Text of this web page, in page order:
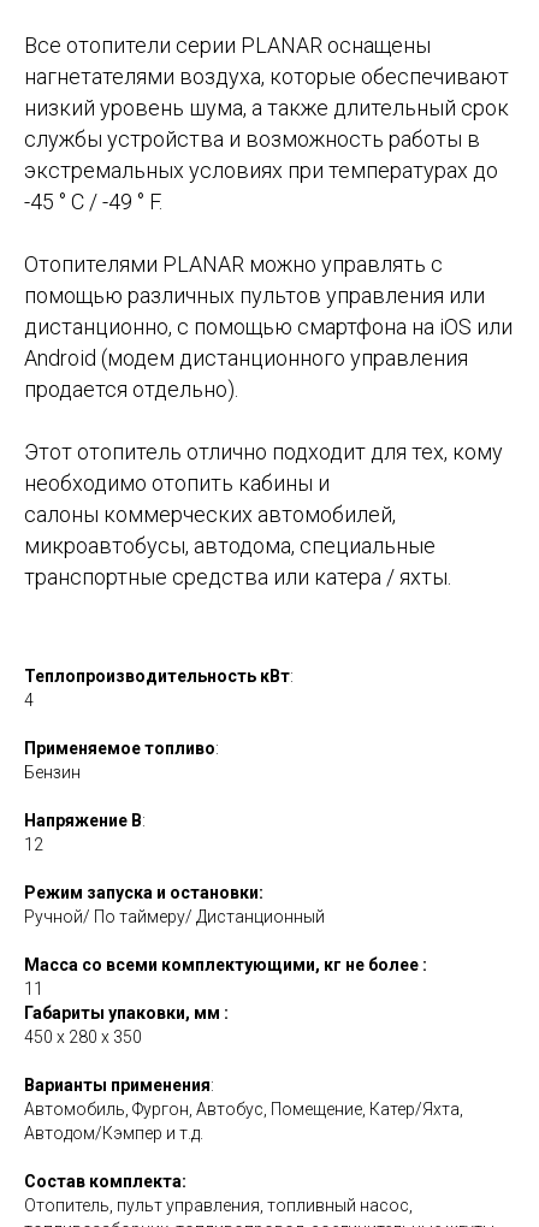
Все отопители серии PLANAR оснащены
нагнетателями воздуха, которые обеспечивают
низкий уровень шума, а также длительный срок
службы устройства и возможность работы в
экстремальных условиях при температурах до
-45 ° C / -49 ° F.
Отопителями PLANAR можно управлять с
помощью различных пультов управления или
дистанционно, с помощью смартфона на iOS или
Android (модем дистанционного управления
продается отдельно).
Этот отопитель отлично подходит для тех, кому
необходимо отопить кабины и
салоны коммерческих автомобилей,
микроавтобусы, автодома, специальные
транспортные средства или катера / яхты.
Теплопроизводительность кВт:
4
Применяемое топливо:
Бензин
Напряжение В:
12
Режим запуска и остановки:
Ручной/ По таймеру/ Дистанционный
Масса со всеми комплектующими, кг не более :
11
Габариты упаковки, мм :
450 х 280 х 350
Варианты применения:
Автомобиль, Фургон, Автобус, Помещение, Катер/Яхта,
Автодом/Кэмпер и т.д.
Состав комплекта:
Отопитель, пульт управления, топливный насос,